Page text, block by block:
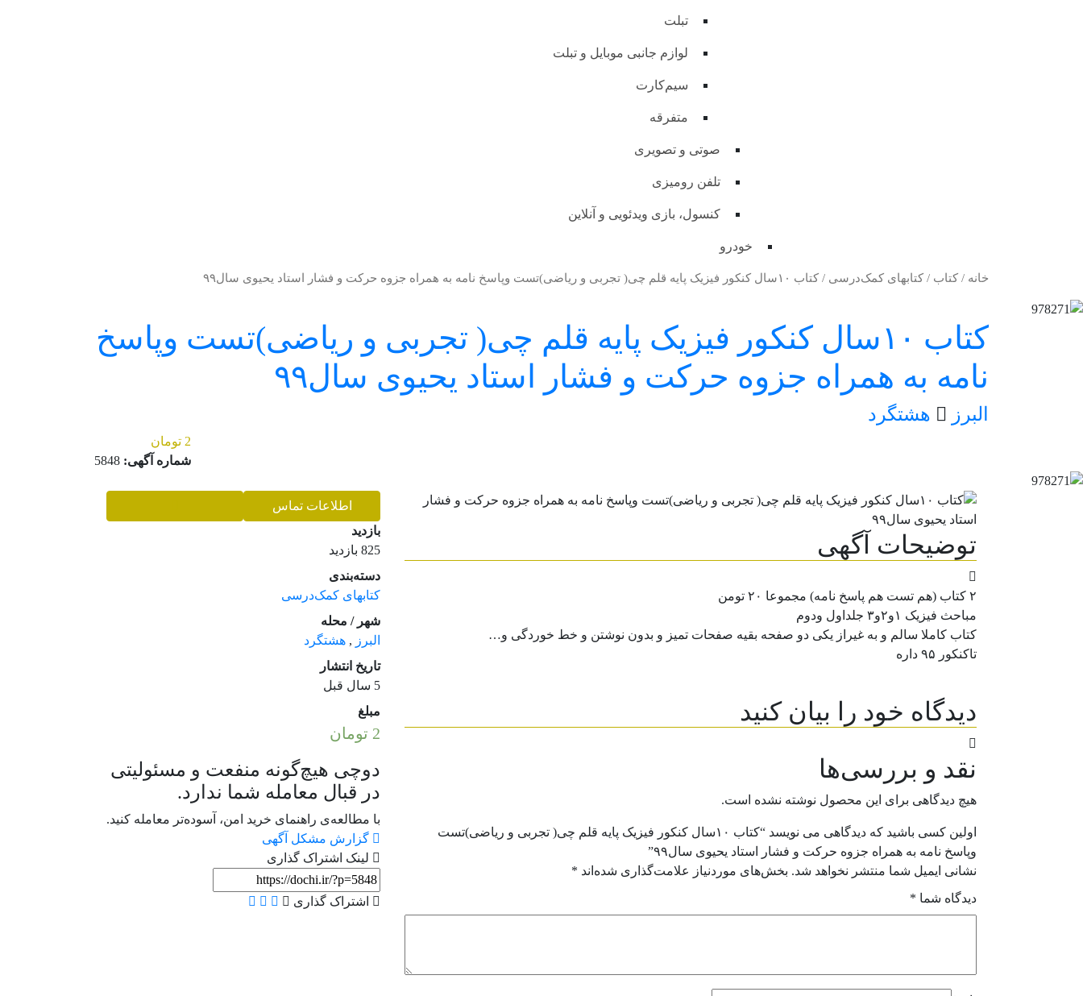
تبلت
لوازم جانبی موبایل و تبلت
سیم‌کارت
متفرقه
صوتی و تصویری
تلفن رومیزی
کنسول، بازی‌ ویدئویی و آنلاین
خودرو
خانه / کتاب / کتابهای کمک‌درسی / کتاب ۱۰سال کنکور فیزیک پایه قلم چی( تجربی و ریاضی)تست وپاسخ نامه به همراه جزوه حرکت و فشار استاد یحیوی سال۹۹
کتاب ۱۰سال کنکور فیزیک پایه قلم چی( تجربی و ریاضی)تست وپاسخ
نامه به همراه جزوه حرکت و فشار استاد یحیوی سال۹۹
البرز هشتگرد
2 تومان
شماره آگهی: 5848
توضیحات آگهی
۲ کتاب (هم تست هم پاسخ نامه) مجموعا ۲۰ تومن
مباحث فیزیک ۱و۲و۳ جلداول ودوم
کتاب کاملا سالم و به غیراز یکی دو صفحه بقیه صفحات تمیز و بدون نوشتن و خط خوردگی و…
تاکنکور ۹۵ داره
دیدگاه خود را بیان کنید
نقد و بررسی‌ها
هیچ دیدگاهی برای این محصول نوشته نشده است.
اولین کسی باشید که دیدگاهی می نویسد “کتاب ۱۰سال کنکور فیزیک پایه قلم چی( تجربی و ریاضی)تست
وپاسخ نامه به همراه جزوه حرکت و فشار استاد یحیوی سال۹۹”
نشانی ایمیل شما منتشر نخواهد شد. بخش‌های موردنیاز علامت‌گذاری شده‌اند *
دیدگاه شما *
اطلاعات تماس
بازدید
825 بازدید
دسته‌بندی
کتابهای کمک‌درسی
شهر / محله
البرز , هشتگرد
تاریخ انتشار
5 سال قبل
مبلغ
2 تومان
دوچی هیچ‌گونه منفعت و مسئولیتی
در قبال معامله شما ندارد.
با مطالعه‌ی راهنمای خرید امن، آسوده‌تر معامله کنید.
گزارش مشکل آگهی
لینک اشتراک گذاری
اشتراک گذاری